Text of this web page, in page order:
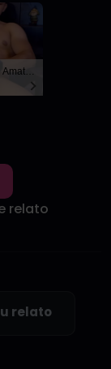
Live Cams with Amateur Men
relato
relato